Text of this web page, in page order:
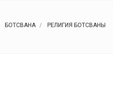
БОТСВАНА РЕЛИГИЯ БОТСВАНЫ